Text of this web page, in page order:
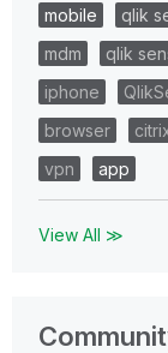
mobile qlik
mdm
qlik
iphone
browser
vpn
app
View All ≫